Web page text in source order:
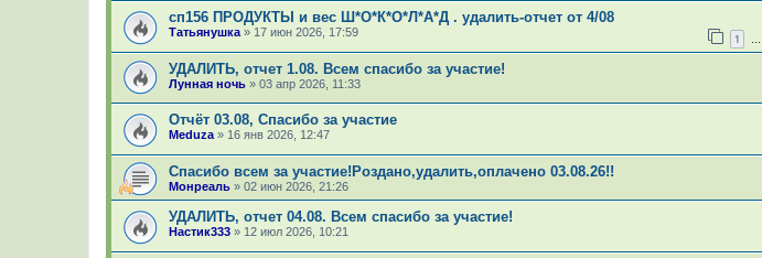
сп156 ПРОДУКТЫ и вес Ш*О*К*О*Л*А*Д . удалить-отчет от 4/08
Татьянушка » 17 июн 2026, 17:59 1 …
УДАЛИТЬ, отчет 1.08. Всем спасибо за участие!
Лунная ночь » 03 апр 2026, 11:33
Отчёт 03.08, Спасибо за участие
Meduza » 16 янв 2026, 12:47
Спасибо всем за участие!Роздано,удалить,оплачено 03.08.26!!
Монреаль » 02 июн 2026, 21:26
УДАЛИТЬ, отчет 04.08. Всем спасибо за участие!
Настик333 » 12 июл 2026, 10:21